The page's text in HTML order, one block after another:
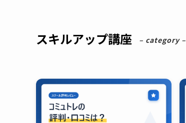
スキルアップ講座 – category –